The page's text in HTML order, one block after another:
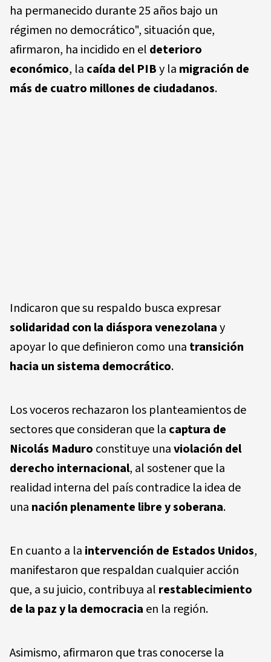
ha permanecido durante 25 años bajo un
régimen no democrático", situación que,
afirmaron, ha incidido en el deterioro
económico, la caída del PIBy la migración de
más de cuatro millones de ciudadanos.
Indicaron que su respaldo busca expresar
solidaridad con la diáspora venezolanay
apoyar lo que definieron como una transición
hacia un sistema democrático.
Los voceros rechazaron los planteamientos de
sectores que consideran que la captura de
Nicolás Maduro constituye unaviolación del
derecho internacional, al sostener que la
realidad interna del país contradice la idea de
una nación plenamente libre y soberana.
En cuanto a la intervención de Estados Unidos,
manifestaron que respaldan cualquier acción
que, a su juicio, contribuya al restablecimiento
de la paz y la democracia en la región.
Asimismo, afirmaron que tras conocerse la